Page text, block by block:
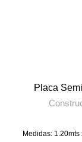
Placa
Medidas: